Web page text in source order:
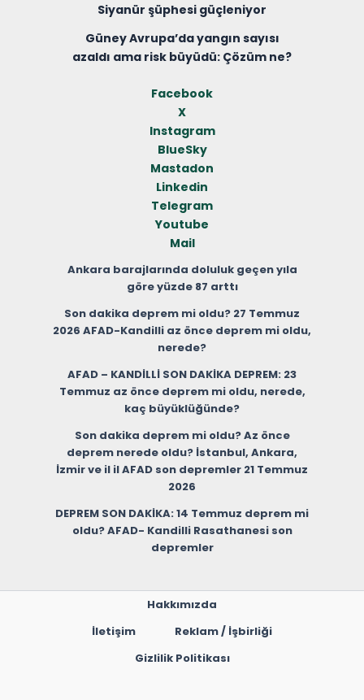
Siyanür şüphesi güçleniyor
Güney Avrupa’da yangın sayısı
azaldı ama risk büyüdü: Çözüm ne?
Facebook
X
Instagram
BlueSky
Mastadon
Linkedin
Telegram
Youtube
Mail
Ankara barajlarında doluluk geçen yıla
göre yüzde 87 arttı
Son dakika deprem mi oldu? 27 Temmuz
2026 AFAD-Kandilli az önce deprem mi oldu,
nerede?
AFAD – KANDİLLİ SON DAKİKA DEPREM: 23
Temmuz az önce deprem mi oldu, nerede,
kaç büyüklüğünde?
Son dakika deprem mi oldu? Az önce
deprem nerede oldu? İstanbul, Ankara,
İzmir ve il il AFAD son depremler 21 Temmuz
2026
DEPREM SON DAKİKA: 14 Temmuz deprem mi
oldu? AFAD- Kandilli Rasathanesi son
depremler
Hakkımızda
İletişim
Reklam / İşbirliği
Gizlilik Politikası